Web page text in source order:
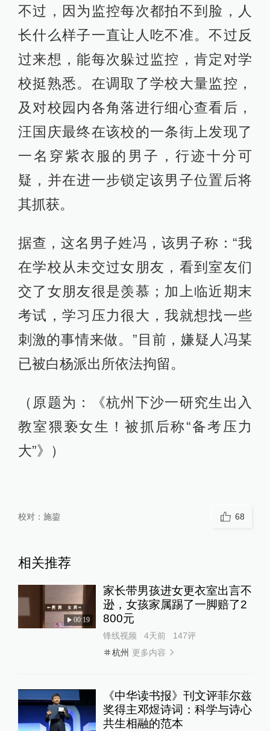
不过，因为监控每次都拍不到脸，人
长什么样子一直让人吃不准。不过反
过来想，能每次躲过监控，肯定对学
校挺熟悉。在调取了学校大量监控，
及对校园内各角落进行细心查看后，
汪国庆最终在该校的一条街上发现了
一名穿紫衣服的男子，行迹十分可
疑，并在进一步锁定该男子位置后将
其抓获。
据查，这名男子姓冯，该男子称：“我
在学校从未交过女朋友，看到室友们
交了女朋友很是羡慕；加上临近期末
考试，学习压力很大，我就想找一些
刺激的事情来做。”目前，嫌疑人冯某
已被白杨派出所依法拘留。
（原题为：《杭州下沙一研究生出入
教室猥亵女生！被抓后称“备考压力
大”》）
校对： 施鋆 68
相关推荐
00:19
家长带男孩进女更衣室出言不
逊，女孩家属踢了一脚赔了2
800元
锋线视频 4天前 147评
杭州 更多内容
《中华读书报》刊文评菲尔兹
奖得主邓煜诗词：科学与诗心
共生相融的范本